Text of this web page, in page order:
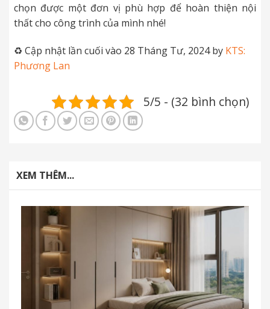
chọn được một đơn vị phù hợp để hoàn thiện nội
thất cho công trình của mình nhé!
♻️ Cập nhật lần cuối vào 28 Tháng Tư, 2024 by KTS:
Phương Lan
5/5 - (32 bình chọn)
XEM THÊM...